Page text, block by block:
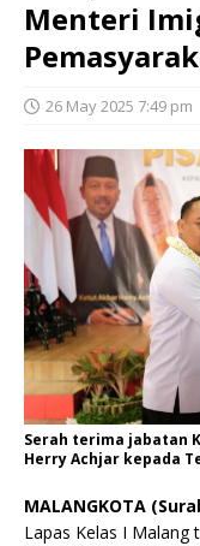
Menteri
26 May 2025 7:49 pm
Serah terima jabatan
Herry Achjar kepada
MALANGKOTA
Lapas Kelas I Malang